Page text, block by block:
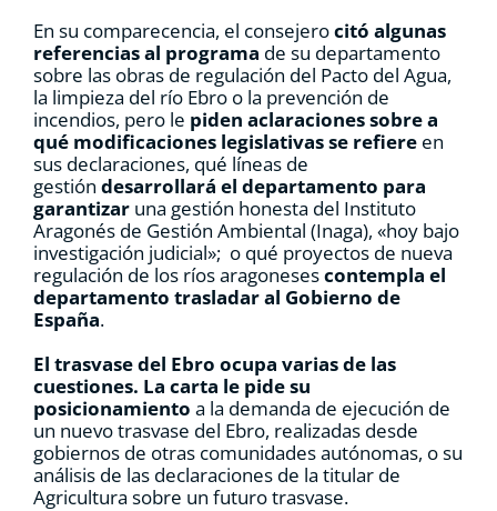
En su comparecencia, el consejerocitó algunas
referencias al programa de su departamento
sobre las obras de regulación del Pacto del Agua,
la limpieza del río Ebro o la prevención de
incendios, pero le piden aclaraciones sobre a
qué modificaciones legislativas se refiereen
sus declaraciones, qué líneas de
gestión desarrollará el departamento para
garantizaruna gestión honesta del Instituto
Aragonés de Gestión Ambiental (Inaga), «hoy bajo
investigación judicial»; o qué proyectos de nueva
regulación de los ríos aragonesescontempla el
departamento trasladar al Gobierno de
España.
El trasvase del Ebro ocupa varias de las
cuestiones. La carta le pide su
posicionamiento a la demanda de ejecución de
un nuevo trasvase del Ebro, realizadas desde
gobiernos de otras comunidades autónomas, o su
análisis de las declaraciones de la titular de
Agricultura sobre un futuro trasvase.